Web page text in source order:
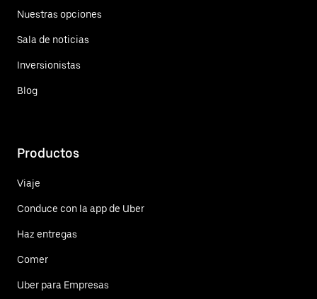
Nuestras opciones
Sala de noticias
Inversionistas
Blog
Productos
Viaje
Conduce con la app de Uber
Haz entregas
Comer
Uber para Empresas